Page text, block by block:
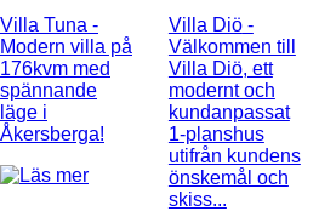
Villa Tuna -
Modern villa på
176kvm med
spännande
läge i
Åkersberga!
Villa Diö-
Välkommen till
Villa Diö, ett
modernt och
kundanpassat
1-planshus
utifrån kundens
önskemål och
skiss...